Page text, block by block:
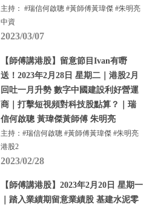
主持： #瑞信何啟聰 #黃師傅黃瑋傑 #朱明亮
中資
2023/03/07
【師傅講港股】留意節目Ivan有嘢
送！2023年2月28日 星期二｜港股2月
回吐一月升勢 數字中國建設利好營運
商｜打擊短視頻對科技股點算？｜瑞
信何啟聰 黃瑋傑黃師傅 朱明亮
主持：#瑞信何啟聰 #黃師傅黃瑋傑 #朱明亮
港股2
2023/02/28
【師傅講港股】2023年2月20日 星期一
｜踏入業績期留意業績股 基建水泥零